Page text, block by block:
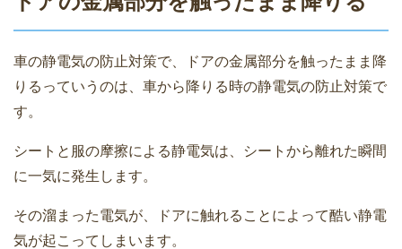
車の静電気の防止対策で、ドアの金属部分を触ったまま降
りるっていうのは、車から降りる時の静電気の防止対策で
す。
シートと服の摩擦による静電気は、シートから離れた瞬間
に一気に発生します。
その溜まった電気が、ドアに触れることによって酷い静電
気が起こってしまいます。